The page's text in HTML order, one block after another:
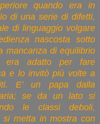
quando era in
di una serie di difetti,
di linguaggio volgare
nascosta sotto
mancanza di equilibrio
era adatto per fare
e lo invitò più volte a
E’ un papa dalla
se da un lato si
le classi deboli,
si metta in mostra con